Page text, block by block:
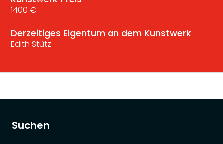
Suchen
1400 €
Derzeitiges Eigentum an dem Kunstwerk
Edith Stütz